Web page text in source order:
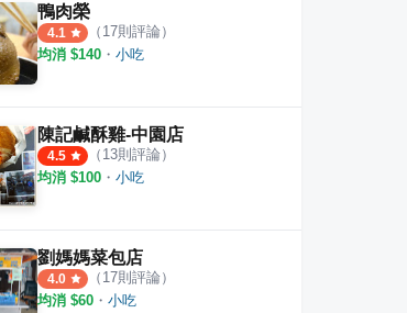
鴨肉榮
4.1 （ 17則評論）
均消 $140 ・ 小吃
陳記鹹酥雞-中園店
4.5 （ 13則評論）
均消 $100 ・ 小吃
劉媽媽菜包店
4.0 （ 17則評論）
均消 $60 ・ 小吃